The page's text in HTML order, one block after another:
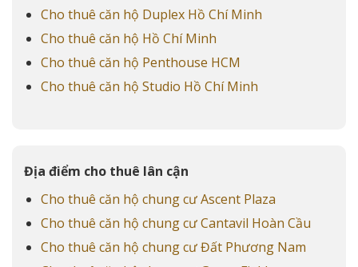
Cho thuê căn hộ Duplex Hồ Chí Minh
Cho thuê căn hộ Hồ Chí Minh
Cho thuê căn hộ Penthouse HCM
Cho thuê căn hộ Studio Hồ Chí Minh
Địa điểm cho thuê lân cận
Cho thuê căn hộ chung cư Ascent Plaza
Cho thuê căn hộ chung cư Cantavil Hoàn Cầu
Cho thuê căn hộ chung cư Đất Phương Nam